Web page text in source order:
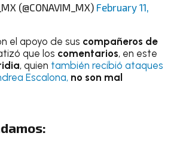
(@CONAVIM_MX) February 11,
el apoyo de sus compañeros de
que los comentarios, en este
, quien también recibió ataques
Escalona, no son mal